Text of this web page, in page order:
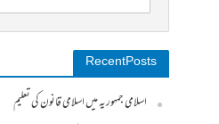
Recent Posts
اسلامی جمہوریہ میں اسلامی قانون کی تعلیم